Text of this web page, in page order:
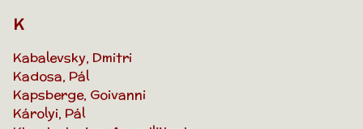
K
Kabalevsky, Dmitri
Kadosa, Pál
Kapsberge, Goivanni
Károlyi, Pál